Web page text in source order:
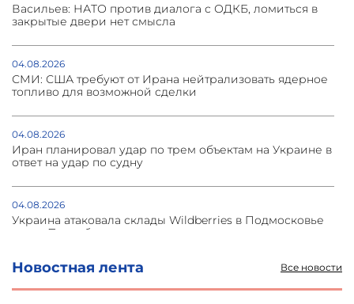
Новостная лента Все новости
Васильев: НАТО против диалога с ОДКБ, ломиться в
закрытые двери нет смысла
04.08.2026
СМИ: США требуют от Ирана нейтрализовать ядерное
топливо для возможной сделки
04.08.2026
Иран планировал удар по трем объектам на Украине в
ответ на удар по судну
04.08.2026
Украина атаковала склады Wildberries в Подмосковье
и под Петербургом
03.08.2026
Стратегия безопасности ОДКБ допускает применение